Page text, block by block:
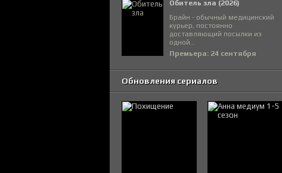
Обитель зла (2026)
Брайн - обычный медицинский
курьер, постоянно
доставляющий посылки из
одной...
Премьера: 24 сентября
Обновления сериалов